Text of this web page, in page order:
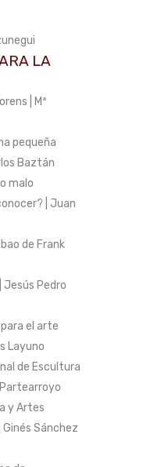
LA
| Mª
pequeña
Baztán
malo
| Juan
de Frank
Jesús Pedro
el arte
Layuno
de Escultura
y Artes
Sánchez